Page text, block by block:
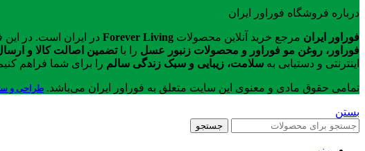
درباره فروشگاه فوراور ایران
فوراور ایران مرجع خرید آنلاین محصولات Forever Living در ایران است. در
فوراور، روغن مو فوراور و محصولات زنبور عسل را باتضمین اصالت کالا و
اینترنتی و دستیابی به سلامت، زیبایی و سبک زندگی سالم را برای شما فراهم
تمامی حقوق مادی و معنوی این سایت متعلق به فوراور ایران می‌باشد. طراحی و
بستن
جستجو